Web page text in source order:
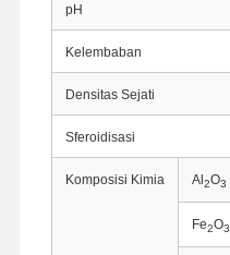
pH
Kelembaban
Densitas Sejati
Sferoidisasi
Komposisi Kimia Al2O3
Fe2O3